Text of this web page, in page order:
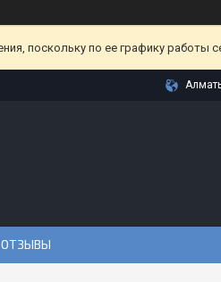
поскольку по ее графику работы